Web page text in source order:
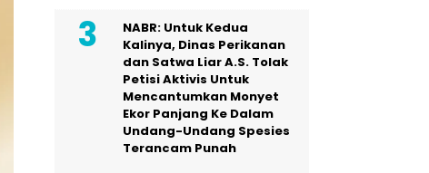
NABR: Untuk Kedua
Kalinya, Dinas Perikanan
dan Satwa Liar A.S. Tolak
Petisi Aktivis Untuk
Mencantumkan Monyet
Ekor Panjang Ke Dalam
Undang-Undang Spesies
Terancam Punah